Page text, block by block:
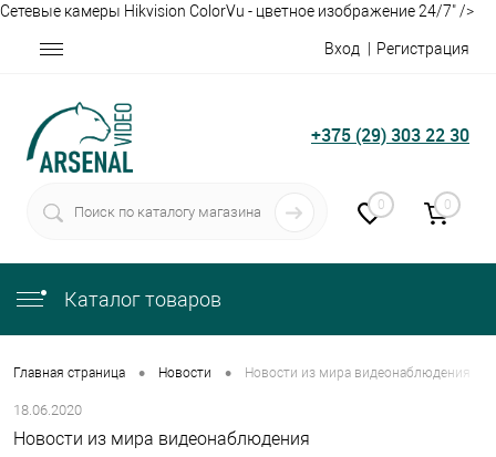
Сетевые камеры Hikvision ColorVu - цветное изображение 24/7" />
Вход Регистрация
+375 (29) 303 22 30
0 0
Каталог товаров
Главная страница • Новости • Новости из мира видеонаблюдения
18.06.2020
Новости из мира видеонаблюдения